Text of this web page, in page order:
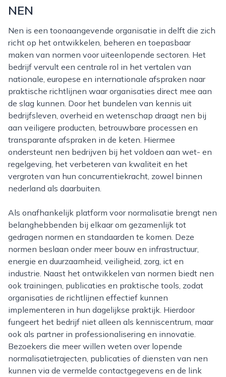
NEN
Nen is een toonaangevende organisatie in delft die zich
richt op het ontwikkelen, beheren en toepasbaar
maken van normen voor uiteenlopende sectoren. Het
bedrijf vervult een centrale rol in het vertalen van
nationale, europese en internationale afspraken naar
praktische richtlijnen waar organisaties direct mee aan
de slag kunnen. Door het bundelen van kennis uit
bedrijfsleven, overheid en wetenschap draagt nen bij
aan veiligere producten, betrouwbare processen en
transparante afspraken in de keten. Hiermee
ondersteunt nen bedrijven bij het voldoen aan wet- en
regelgeving, het verbeteren van kwaliteit en het
vergroten van hun concurrentiekracht, zowel binnen
nederland als daarbuiten.
Als onafhankelijk platform voor normalisatie brengt nen
belanghebbenden bij elkaar om gezamenlijk tot
gedragen normen en standaarden te komen. Deze
normen beslaan onder meer bouw en infrastructuur,
energie en duurzaamheid, veiligheid, zorg, ict en
industrie. Naast het ontwikkelen van normen biedt nen
ook trainingen, publicaties en praktische tools, zodat
organisaties de richtlijnen effectief kunnen
implementeren in hun dagelijkse praktijk. Hierdoor
fungeert het bedrijf niet alleen als kenniscentrum, maar
ook als partner in professionalisering en innovatie.
Bezoekers die meer willen weten over lopende
normalisatietrajecten, publicaties of diensten van nen
kunnen via de vermelde contactgegevens en de link